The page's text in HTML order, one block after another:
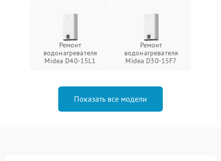
Ремонт
водонагревателя
Midea D40-15L1
Ремонт
водонагревателя
Midea D30-15F7
Показать все модели